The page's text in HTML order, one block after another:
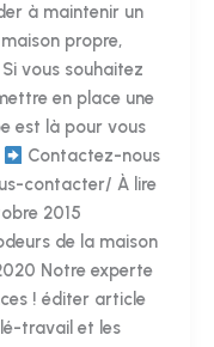
à maintenir un
maison propre,
vous souhaitez
en place une
est là pour vous
Contactez-nous
contacter/ À lire
2015
de la maison
Notre experte
! éditer article
travail et les